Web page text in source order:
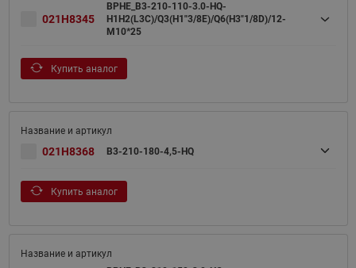
021H8345
BPHE_B3-210-110-3.0-HQ-
H1H2(L3C)/Q3(H1"3/8E)/Q6(H3"1/8D)/12-
M10*25
Купить аналог
021H8368 B3-210-180-4,5-HQ
Купить аналог